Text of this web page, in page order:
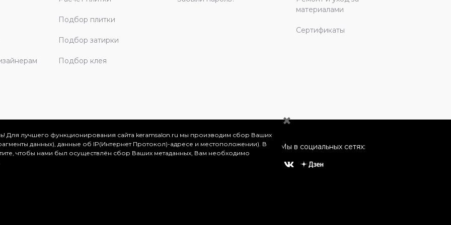
Подбор плитки
Подбор затирки
Подбор клея
материалами
Сертификаты
и Московской области, 2026
представлена на сайте в ознакомительных целях и ни
определяемой положениями Статьи 437 (2) Гражданского
Мы в социальных сетях:
Для лучшего функционирования сайта keramsalon.ru мы производим сбор Ваших
данных), данные об IP(Интернет Протокол)-адресе и местоположении). В
чтобы нами был осуществлён сбор Ваших метаданных, Вам необходимо